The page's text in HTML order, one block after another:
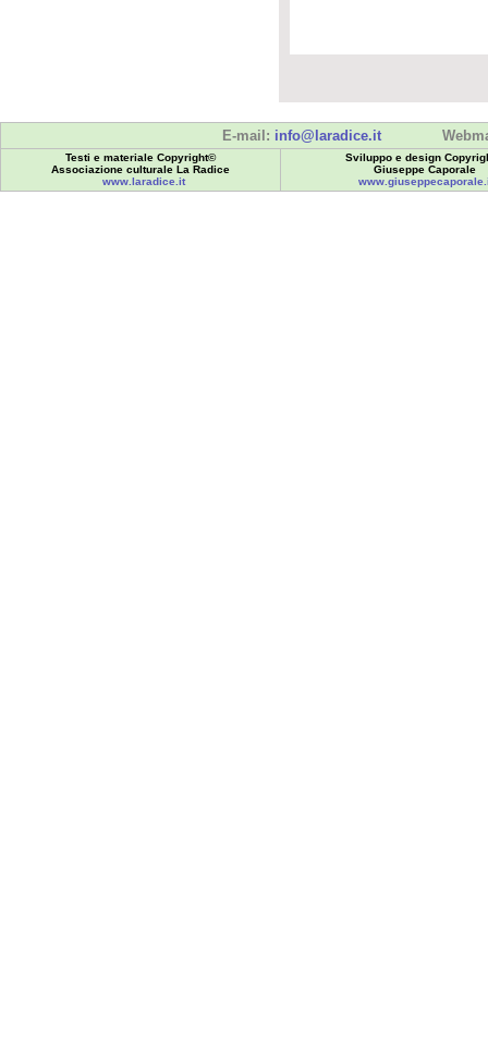
E-mail: info@laradice.it
Testi e materiale Copyright©
Associazione culturale La Radice
www.laradice.it
Sviluppo e design
Giuseppe Caporale